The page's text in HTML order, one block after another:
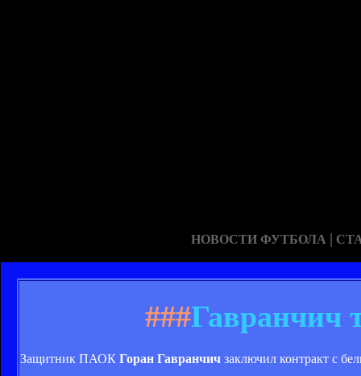
НОВОСТИ ФУТБОЛА |
###Гавранчич
Защитник ПАОК Горан Гавранчич заключил контракт с